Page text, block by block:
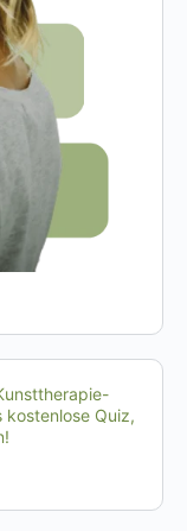
kostenlose Quiz,